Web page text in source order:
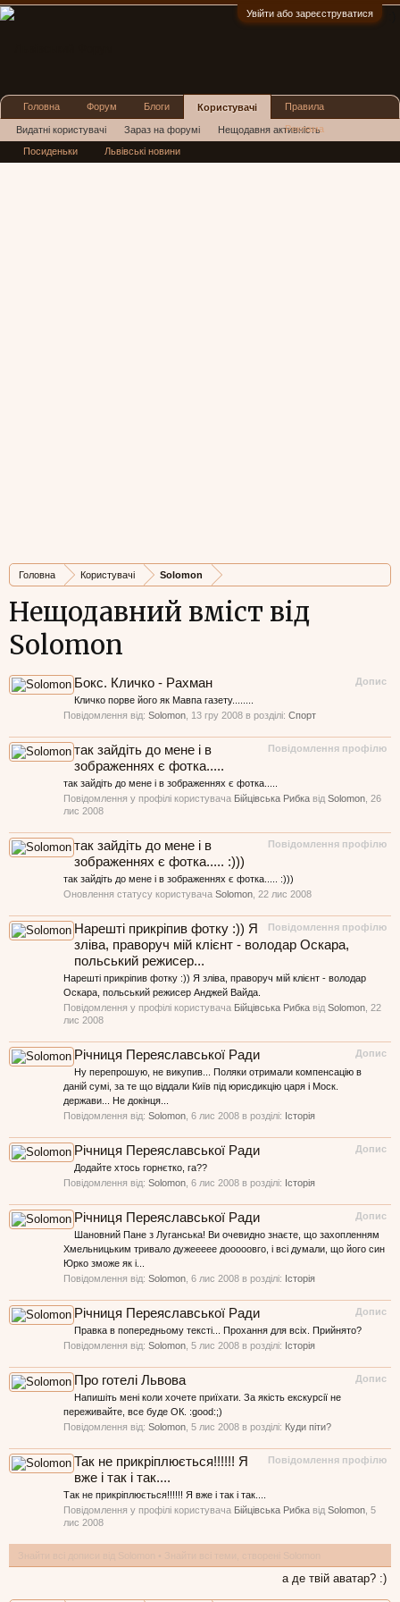
Увійти або зареєструватися
Головна Користувачі Solomon
Нещодавний вміст від
Solomon
Допис
Бокс. Кличко - Рахман
Кличко порве його як Мавпа газету........
Повідомлення від: Solomon 13 гру 2008 в розділі: Спорт
Повідомлення профілю
так зайдіть до мене і в
зображеннях є фотка.....
так зайдіть до мене і в зображеннях є фотка.....
Повідомлення у профілі користувача Бійцівська Рибка від Solomon 26
лис 2008
Повідомлення профілю
так зайдіть до мене і в
зображеннях є фотка..... :)))
так зайдіть до мене і в зображеннях є фотка..... :)))
Оновлення статусу користувача Solomon 22 лис 2008
Повідомлення профілю
Нарешті прикріпив фотку :)) Я
зліва, праворуч мій клієнт - володар Оскара,
польський режисер...
Нарешті прикріпив фотку :)) Я зліва, праворуч мій клієнт - володар
Оскара, польський режисер Анджей Вайда.
Повідомлення у профілі користувача Бійцівська Рибка від Solomon 22
лис 2008
Допис
Річниця Переяславської Ради
Ну перепрошую, не викупив... Поляки отримали компенсацію в
даній сумі, за те що віддали Київ під юрисдикцію царя і Моск.
держави... Не докінця...
Повідомлення від: Solomon 6 лис 2008 в розділі: Історія
Допис
Річниця Переяславської Ради
Додайте хтось горнєтко, га??
Повідомлення від: Solomon 6 лис 2008 в розділі: Історія
Допис
Річниця Переяславської Ради
Шановний Пане з Луганська! Ви очевидно знаєте, що захопленням
Хмельницьким тривало дужеееее дооооовго, і всі думали, що його син
Юрко зможе як і...
Повідомлення від: Solomon 6 лис 2008 в розділі: Історія
Допис
Річниця Переяславської Ради
Правка в попередньому тексті... Прохання для всіх. Прийнято?
Повідомлення від: Solomon 5 лис 2008 в розділі: Історія
Допис
Про готелі Львова
Напишіть мені коли хочете приїхати. За якість екскурсії не
переживайте, все буде ОК. :good:;)
Повідомлення від: Solomon 5 лис 2008 в розділі: Куди піти?
Повідомлення профілю
Так не прикріплюється!!!!!! Я
вже і так і так....
Так не прикріплюється!!!!!! Я вже і так і так....
Повідомлення у профілі користувача Бійцівська Рибка від Solomon 5
лис 2008
а де твій аватар? :)
Головна Форум Блоги Користувачі
Видатні користувачі Зараз на форумі Нещодавня активність
Нові повідомлення профілю
Правила
Реклама
Посиденьки Львівські новини